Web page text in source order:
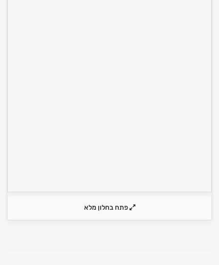
פתח בחלון מלא